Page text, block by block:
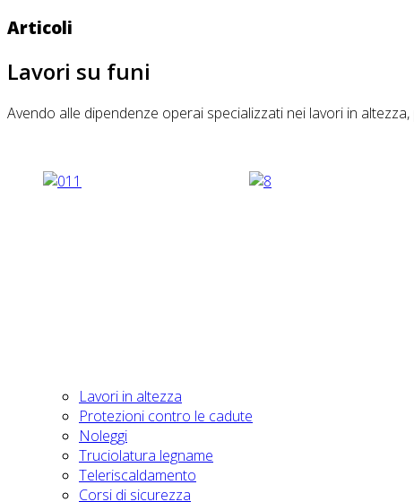
Articoli
Lavori su funi
Avendo alle dipendenze operai specializzati nei lavori in
Lavori in altezza
Protezioni contro le cadute
Noleggi
Truciolatura legname
Teleriscaldamento
Corsi di sicurezza